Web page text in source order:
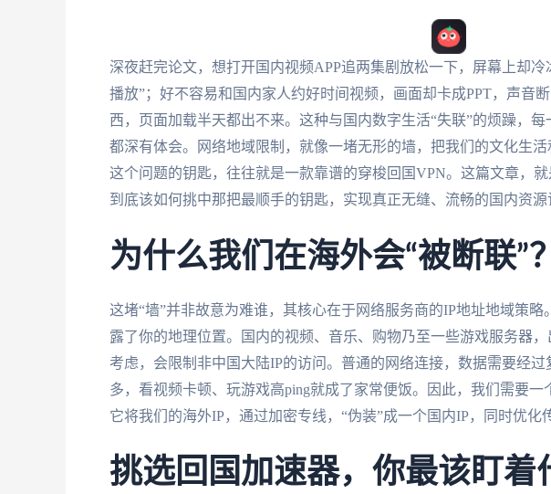
深夜赶完论文，想打开国内视频APP追两集剧放松一下，屏幕上却
播放”；好不容易和国内家人约好时间视频，画面却卡成PPT，声音
西，页面加载半天都出不来。这种与国内数字生活“失联”的烦躁，
都深有体会。网络地域限制，就像一堵无形的墙，把我们的文化生
这个问题的钥匙，往往就是一款靠谱的穿梭回国VPN。这篇文章，
到底该如何挑中那把最顺手的钥匙，实现真正无缝、流畅的国内资源
为什么我们在海外会“被断联”？
这堵“墙”并非故意为难谁，其核心在于网络服务商的IP地址地域策
露了你的地理位置。国内的视频、音乐、购物乃至一些游戏服务器
考虑，会限制非中国大陆IP的访问。普通的网络连接，数据需要经
多，看视频卡顿、玩游戏高ping就成了家常便饭。因此，我们需要
它将我们的海外IP，通过加密专线，“伪装”成一个国内IP，同时优化
挑选回国加速器，你最该盯着